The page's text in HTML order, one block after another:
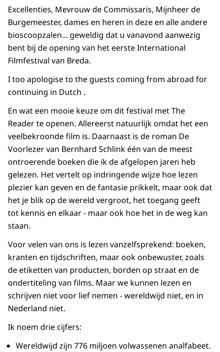
Excellenties, Mevrouw de Commissaris, Mijnheer de
Burgemeester, dames en heren in deze en alle andere
bioscoopzalen... geweldig dat u vanavond aanwezig
bent bij de opening van het eerste International
Filmfestival van Breda.
I too apologise to the guests coming from abroad for
continuing in Dutch .
En wat een mooie keuze om dit festival met The
Reader te openen. Allereerst natuurlijk omdat het een
veelbekroonde film is. Daarnaast is de roman De
Voorlezer van Bernhard Schlink één van de meest
ontroerende boeken die ik de afgelopen jaren heb
gelezen. Het vertelt op indringende wijze hoe lezen
plezier kan geven en de fantasie prikkelt, maar ook dat
het je blik op de wereld vergroot, het toegang geeft
tot kennis en elkaar - maar ook hoe het in de weg kan
staan.
Voor velen van ons is lezen vanzelfsprekend: boeken,
kranten en tijdschriften, maar ook onbewuster, zoals
de etiketten van producten, borden op straat en de
ondertiteling van films. Maar we kunnen lezen en
schrijven niet voor lief nemen - wereldwijd niet, en in
Nederland niet.
Ik noem drie cijfers:
Wereldwijd zijn 776 miljoen volwassenen analfabeet.